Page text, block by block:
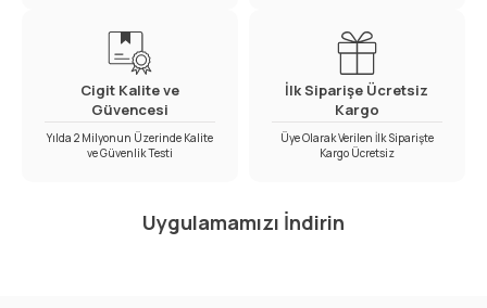
Cigit Kalite ve
Güvencesi
Yılda 2 Milyonun Üzerinde Kalite
ve Güvenlik Testi
İlk Siparişe Ücretsiz
Kargo
Üye Olarak Verilen İlk Siparişte
Kargo Ücretsiz
Uygulamamızı İndirin